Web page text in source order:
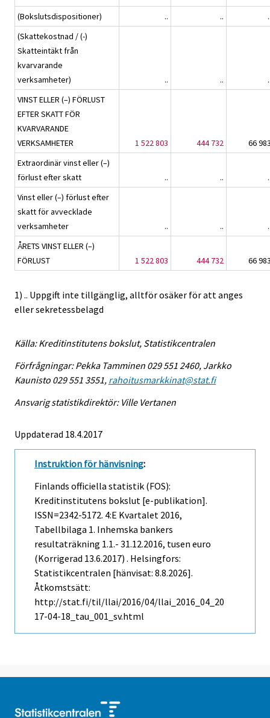
(Bokslutsdispositioner)
.. ..
(Skattekostnad / (-)
Skatteintäkt från
kvarvarande
verksamheter)
.. ..
VINST ELLER (–) FÖRLUST
EFTER SKATT FÖR
KVARVARANDE
VERKSAMHETER
1 522 803 444 732
66
Extraordinär vinst eller (–)
förlust efter skatt
.. ..
Vinst eller (–) förlust efter
skatt för avvecklade
verksamheter
.. ..
ÅRETS VINST ELLER (–)
FÖRLUST
1 522 803 444 732 66
1) .. Uppgift inte tillgänglig, alltför osäker för att anges
eller sekretessbelagd
Källa: Kreditinstitutens bokslut, Statistikcentralen
Förfrågningar: Pekka Tamminen 029 551 2460, Jarkko
Kaunisto 029 551 3551, rahoitusmarkkinat@stat.fi
Ansvarig statistikdirektör: Ville Vertanen
Uppdaterad 18.4.2017
Instruktion för hänvisning:
Finlands officiella statistik (FOS):
Kreditinstitutens bokslut [e-publikation].
ISSN=2342-5172. 4:e Kvartalet 2016,
Tabellbilaga 1. Inhemska bankers
resultaträkning 1.1.- 31.12.2016, tusen euro
(Korrigerad 13.6.2017) . Helsingfors:
Statistikcentralen [hänvisat: 8.8.2026].
Åtkomstsätt:
http://stat.fi/til/llai/2016/04/llai_2016_04_20
17-04-18_tau_001_sv.html